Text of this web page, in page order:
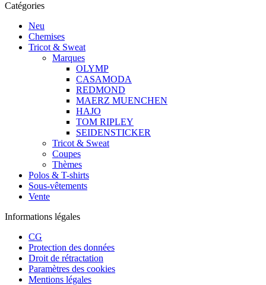
Catégories
Neu
Chemises
Tricot & Sweat
Marques
OLYMP
CASAMODA
REDMOND
MAERZ MUENCHEN
HAJO
TOM RIPLEY
SEIDENSTICKER
Tricot & Sweat
Coupes
Thèmes
Polos & T-shirts
Sous-vêtements
Vente
Informations légales
CG
Protection des données
Droit de rétractation
Paramètres des cookies
Mentions légales